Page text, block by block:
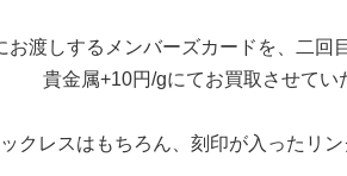
お渡しするメンバーズカードを、二回
貴金属+10円/gにてお買取させてい
クレスはもちろん、刻印が入ったリ